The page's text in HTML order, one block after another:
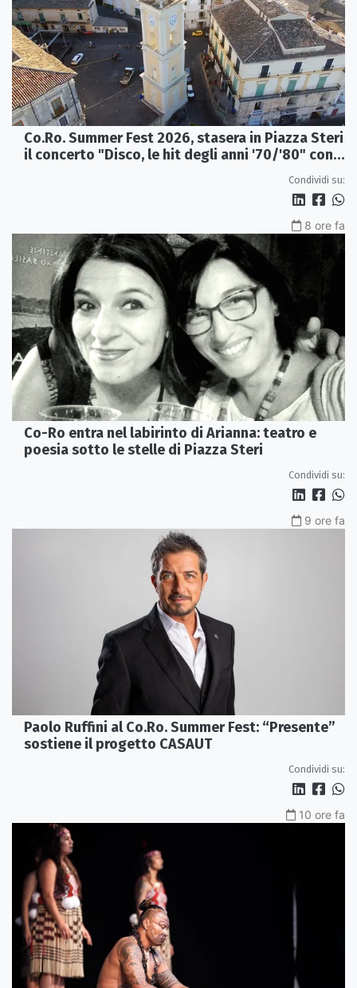
Co.Ro. Summer Fest 2026, stasera in Piazza Steri
il concerto "Disco, le hit degli anni '70/'80" con
Condividi su:
8 ore fa
Co-Ro entra nel labirinto di Arianna: teatro e
poesia sotto le stelle di Piazza Steri
Condividi su:
9 ore fa
Paolo Ruffini al Co.Ro. Summer Fest: “Presente”
sostiene il progetto CASAUT
Condividi su:
10 ore fa